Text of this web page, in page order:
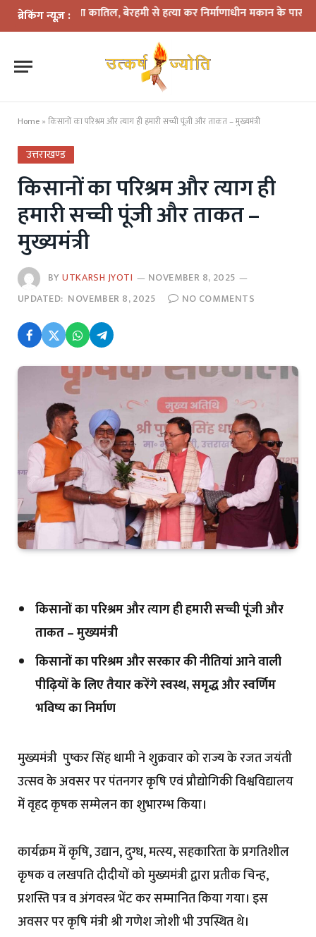
ब्रेकिंग न्यूज़ :
कातिल, बेरहमी से हत्या कर निर्माणाधीन मकान के पास फेंका शव 14
Home » किसानों का परिश्रम और त्याग ही हमारी सच्ची पूंजी और ताकत – मुख्यमंत्री
उत्तराखण्ड
किसानों का परिश्रम और त्याग ही
हमारी सच्ची पूंजी और ताकत –
मुख्यमंत्री
BYUTKARSH JYOTI
NOVEMBER 8, 2025
UPDATED: NOVEMBER 8, 2025 NO COMMENTS
किसानों का परिश्रम और त्याग ही हमारी सच्ची पूंजी और
ताकत – मुख्यमंत्री
किसानों का परिश्रम और सरकार की नीतियां आने वाली
पीढ़ियों के लिए तैयार करेंगे स्वस्थ, समृद्ध और स्वर्णिम
भविष्य का निर्माण
मुख्यमंत्री पुष्कर सिंह धामी ने शुक्रवार को राज्य के रजत जयंती
उत्सव के अवसर पर पंतनगर कृषि एवं प्रौद्योगिकी विश्वविद्यालय
में वृहद कृषक सम्मेलन का शुभारम्भ किया।
कार्यक्रम में कृषि, उद्यान, दुग्ध, मत्स्य, सहकारिता के प्रगतिशील
कृषक व लखपति दीदीयों को मुख्यमंत्री द्वारा प्रतीक चिन्ह,
प्रशस्ति पत्र व अंगवस्त्र भेंट कर सम्मानित किया गया। इस
अवसर पर कृषि मंत्री श्री गणेश जोशी भी उपस्थित थे।